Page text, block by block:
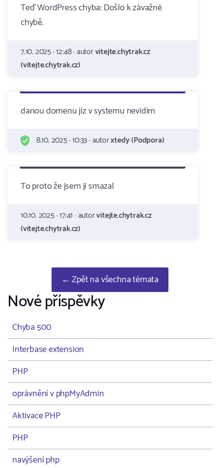
Teď WordPress chyba: Došlo k závažné
chybě.
7.10. 2025 · 12:48 · autorvitejte.chytrak.cz
(vitejte.chytrak.cz)
danou domenu jiz v systemu nevidim
8.10. 2025 · 10:33 · autorxtedy (Podpora)
To proto že jsem ji smazal
10.10. 2025 · 17:41 · autorvitejte.chytrak.cz
(vitejte.chytrak.cz)
← Zpět na všechna témata
Nové příspěvky
Chyba 500
Interbase extension
PHP
oprávnění v phpMyAdmin
Aktivace PHP
PHP
navýšení php